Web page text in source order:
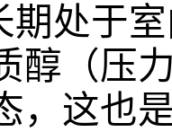
期处于
醇（压
，这也